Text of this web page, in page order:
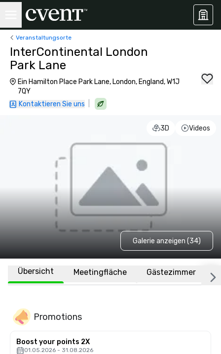
Veranstaltungsorte
InterContinental London
Park Lane
Ein Hamilton Place Park Lane, London, England, W1J
7QY
Kontaktieren Sie uns
3D Videos
Galerie anzeigen (34)
Übersicht Meetingfläche Gästezimmer
Promotions
Boost your points 2X
01.05.2026 - 31.08.2026